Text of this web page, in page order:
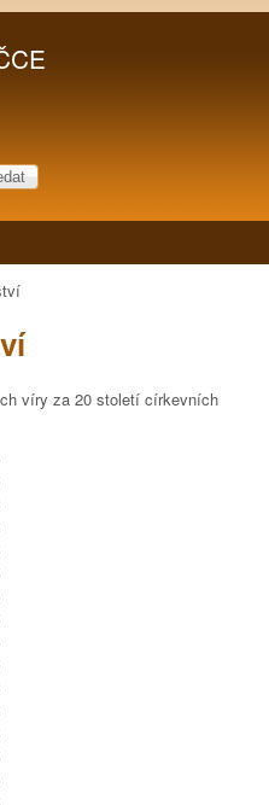
víry za 20 století církevních